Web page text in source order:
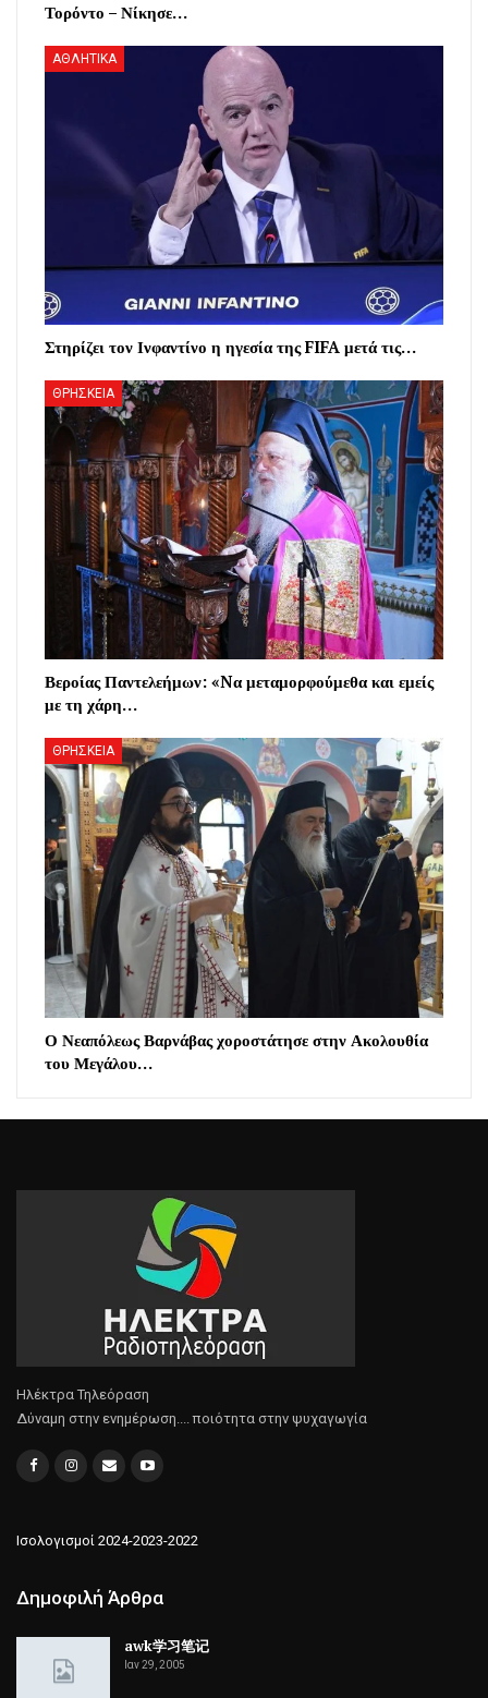
Τορόντο – Νίκησε…
ΑΘΛΗΤΙΚΑ
Στηρίζει τον Ινφαντίνο η ηγεσία της FIFA μετά τις…
ΘΡΗΣΚΕΙΑ
Βεροίας Παντελεήμων: «Nα μεταμορφούμεθα και εμείς
με τη χάρη…
ΘΡΗΣΚΕΙΑ
Ο Νεαπόλεως Βαρνάβας χοροστάτησε στην Ακολουθία
του Μεγάλου…
Ηλέκτρα Τηλεόραση
Δύναμη στην ενημέρωση.... ποιότητα στην ψυχαγωγία
Ισολογισμοί 2024-2023-2022
Δημοφιλή Άρθρα
awk学习笔记
Ιαν 29, 2005